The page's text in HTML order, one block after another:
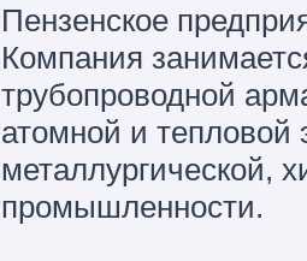
Пензенское
Компания
трубопроводной
атомной и тепловой
металлургической,
промышленности.